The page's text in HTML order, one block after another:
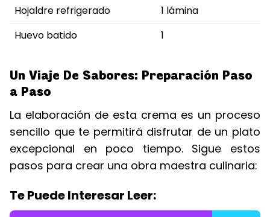
Hojaldre refrigerado
1 lámina
Huevo batido
1
Un Viaje De Sabores: Preparación Paso
a Paso
La elaboración de esta crema es un proceso
sencillo que te permitirá disfrutar de un plato
excepcional en poco tiempo. Sigue estos
pasos para crear una obra maestra culinaria:
Te Puede Interesar Leer: